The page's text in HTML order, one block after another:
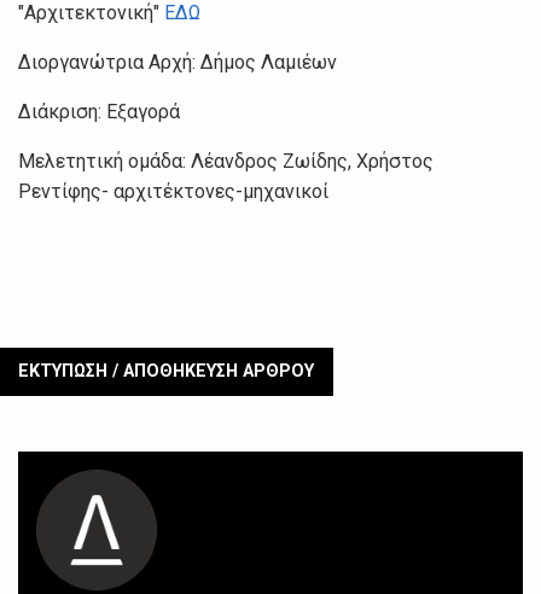
"Αρχιτεκτονική" ΕΔΩ
Διοργανώτρια Αρχή: Δήμος Λαμιέων
Διάκριση: Εξαγορά
Μελετητική ομάδα: Λέανδρος Ζωίδης, Χρήστος
Ρεντίφης- αρχιτέκτονες-μηχανικοί
ΕΚΤΥΠΩΣΗ / ΑΠΟΘΗΚΕΥΣΗ ΑΡΘΡΟΥ